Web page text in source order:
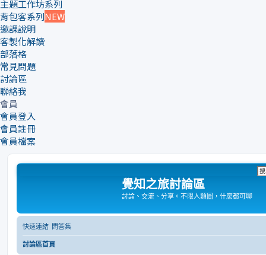
主題工作坊系列
背包客系列NEW
邀課說明
客製化解讀
部落格
常見問題
討論區
聯絡我
會員
會員登入
會員註冊
會員檔案
覺知之旅討論區
討論、交流、分享。不限人類圖，什麼都可聊
快速連結 問答集
討論區首頁